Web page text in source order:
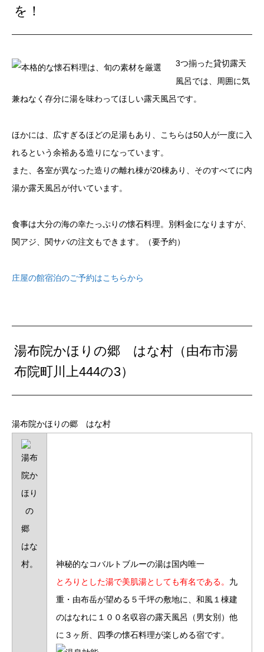
を！
3つ揃った貸切露天
風呂では、周囲に気
兼ねなく存分に湯を味わってほしい露天風呂です。
ほかには、広すぎるほどの足湯もあり、こちらは50人が一度に入
れるという余裕ある造りになっています。
また、各室が異なった造りの離れ棟が20棟あり、そのすべてに内
湯か露天風呂が付いています。
食事は大分の海の幸たっぷりの懐石料理。別料金になりますが、
関アジ、関サバの注文もできます。（要予約）
庄屋の館宿泊のご予約はこちらから
湯布院かほりの郷 はな村（由布市湯
布院町川上444の3）
湯布院かほりの郷 はな村
神秘的なコバルトブルーの湯は国内唯一
とろりとした湯で美肌湯としても有名である。 九
重・由布岳が望める５千坪の敷地に、和風１棟建
のはなれに１００名収容の露天風呂（男女別）他
に３ヶ所、四季の懐石料理が楽しめる宿です。